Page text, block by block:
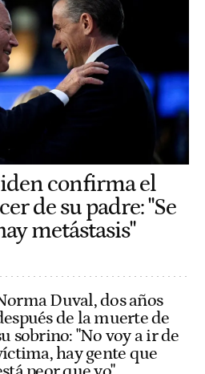
confirma el
de su padre: "Se
metástasis"
Duval, dos años
de la muerte de
sobrino: "No voy a ir de
hay gente que